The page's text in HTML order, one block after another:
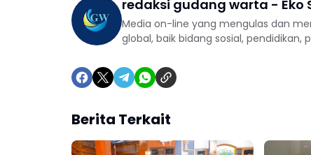
redaksi gudang warta - Eko
Media on-line yang mengulas dan
global, baik bidang sosial, pendidikan,
Berita Terkait